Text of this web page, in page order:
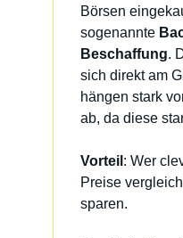
Börsen
sogenannte
Beschaffung.
sich direkt am
hängen stark
ab, da diese
Vorteil : Wer
Preise
sparen.